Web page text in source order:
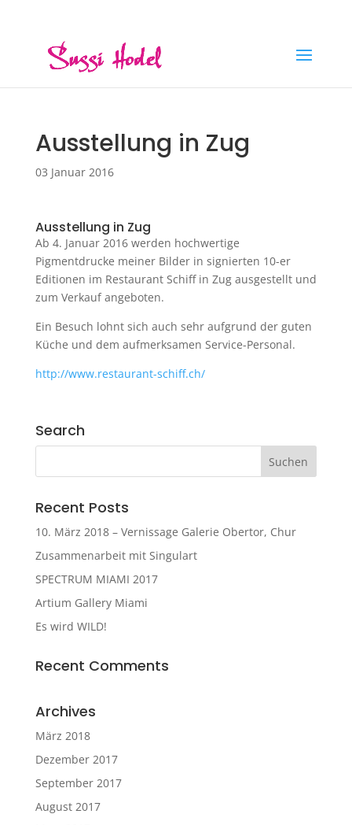
Ausstellung in Zug
03 Januar 2016
Ausstellung in Zug
Ab 4. Januar 2016 werden hochwertige
Pigmentdrucke meiner Bilder in signierten 10-er
Editionen im Restaurant Schiff in Zug ausgestellt und
zum Verkauf angeboten.
Ein Besuch lohnt sich auch sehr aufgrund der guten
Küche und dem aufmerksamen Service-Personal.
http://www.restaurant-schiff.ch/
Search
Recent Posts
10. März 2018 – Vernissage Galerie Obertor, Chur
Zusammenarbeit mit Singulart
SPECTRUM MIAMI 2017
Artium Gallery Miami
Es wird WILD!
Recent Comments
Archives
März 2018
Dezember 2017
September 2017
August 2017